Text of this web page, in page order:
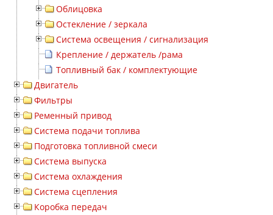
Облицовка
Остекление / зеркала
Система освещения / сигнализация
Крепление / держатель /рама
Топливный бак / комплектующие
Двигатель
Фильтры
Ременный привод
Система подачи топлива
Подготовка топливной смеси
Система выпуска
Система охлаждения
Система сцепления
Коробка передач